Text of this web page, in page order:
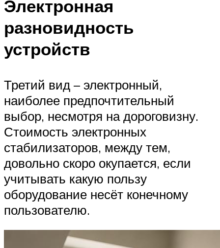
Электронная
разновидность
устройств
Третий вид – электронный,
наиболее предпочтительный
выбор, несмотря на дороговизну.
Стоимость электронных
стабилизаторов, между тем,
довольно скоро окупается, если
учитывать какую пользу
оборудование несёт конечному
пользователю.